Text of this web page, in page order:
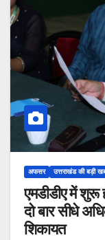
अफसर उत्तराखंड की बड़ी
एमडीडीए में शुरू
दो बार सीधे
शिकायत